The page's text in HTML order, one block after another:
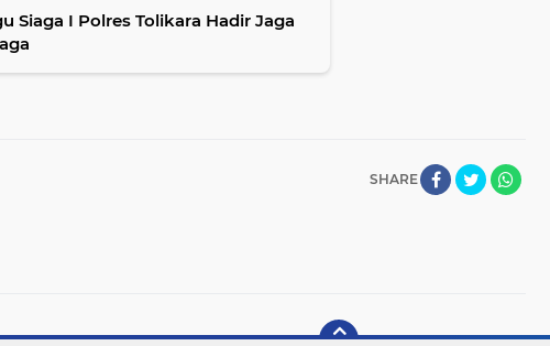
Siaga I Polres Tolikara Hadir Jaga
SHARE